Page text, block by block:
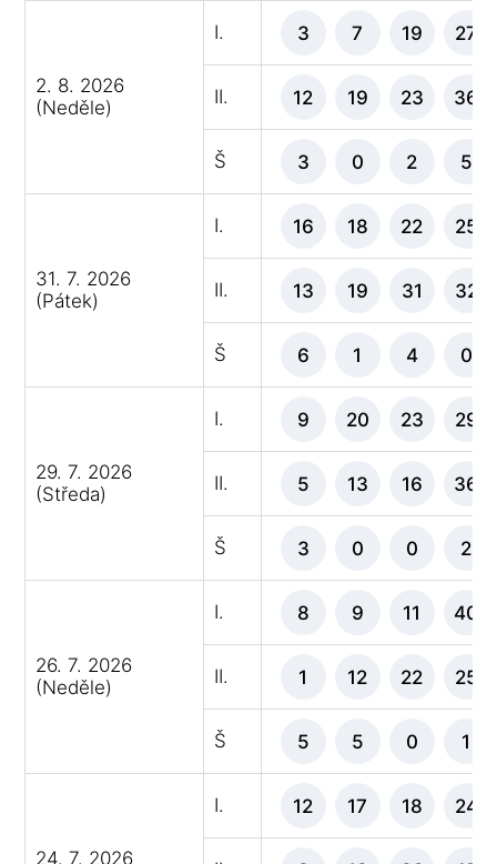
2. 8. 2026
(Neděle)
I. 3 7 19 27
II. 12 19 23 36
Š 3 0 2 5
31. 7. 2026
(Pátek)
I. 16 18 22 25
II. 13 19 31 32
Š 6 1 4 0
29. 7. 2026
(Středa)
I. 9 20 23 29
II. 5 13 16 36
Š 3 0 0 2
26. 7. 2026
(Neděle)
I. 8 9 11 40
II. 1 12 22 25
Š 5 5 0 1
24. 7. 2026
I. 12 17 18 24